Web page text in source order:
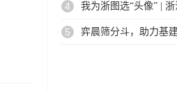
4 我为浙图选“头像” |
5 弈晨筛分斗，助力基